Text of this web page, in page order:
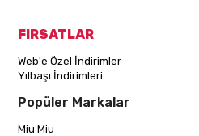
FIRSATLAR
Web'e Özel İndirimler
Yılbaşı İndirimleri
Popüler Markalar
Miu Miu